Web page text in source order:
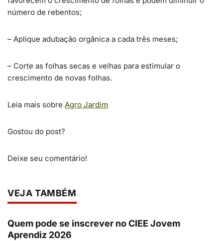
número de rebentos;
– Aplique adubação orgânica a cada três meses;
– Corte as folhas secas e velhas para estimular o
crescimento de novas folhas.
Leia mais sobre Agro Jardim
Gostou do post?
Deixe seu comentário!
VEJA TAMBÉM
Quem pode se inscrever no CIEE Jovem
Aprendiz 2026